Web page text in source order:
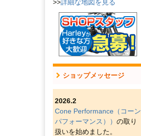
>>詳細な地図を見る
ショップメッセージ
2026.2
Cone Performance（コーン
パフォーマンス）） の取り
扱いを始めました。